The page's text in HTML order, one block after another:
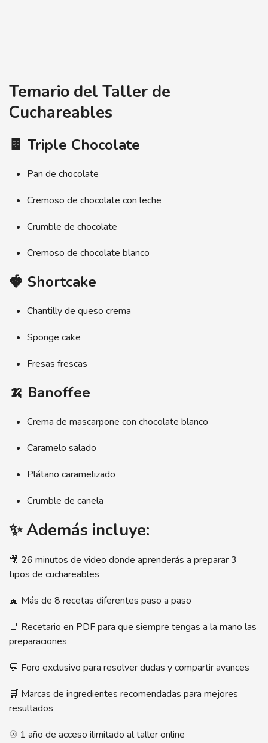
Temario del Taller de
Cuchareables
🍫 Triple Chocolate
Pan de chocolate
Cremoso de chocolate con leche
Crumble de chocolate
Cremoso de chocolate blanco
🍓 Shortcake
Chantilly de queso crema
Sponge cake
Fresas frescas
🍌 Banoffee
Crema de mascarpone con chocolate blanco
Caramelo salado
Plátano caramelizado
Crumble de canela
✨ Además incluye:
🎥 26 minutos de video donde aprenderás a preparar 3
tipos de cuchareables
📖 Más de 8 recetas diferentes paso a paso
📑 Recetario en PDF para que siempre tengas a la mano las
preparaciones
💬 Foro exclusivo para resolver dudas y compartir avances
🛒 Marcas de ingredientes recomendadas para mejores
resultados
♾️ 1 año de acceso ilimitado al taller online